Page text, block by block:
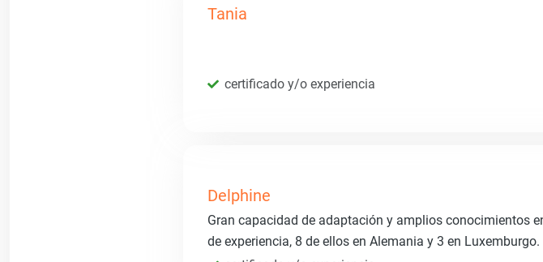
Tania
certificado y/o experiencia
Delphine
Gran capacidad de adaptación y amplios conocimientos
de experiencia, 8 de ellos en Alemania y 3 en